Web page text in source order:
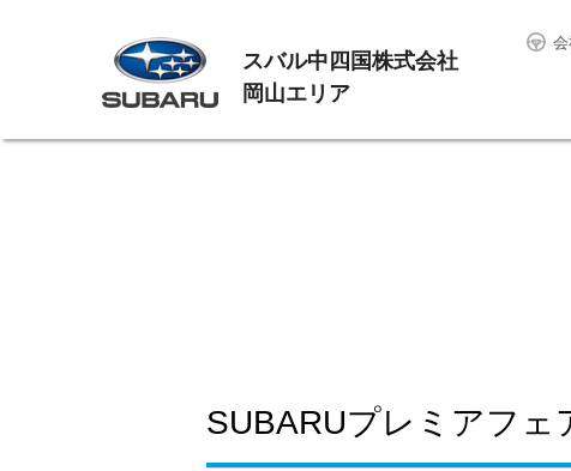
スバル中四国株式会社
岡山エリア
SUBARUプレミアフ